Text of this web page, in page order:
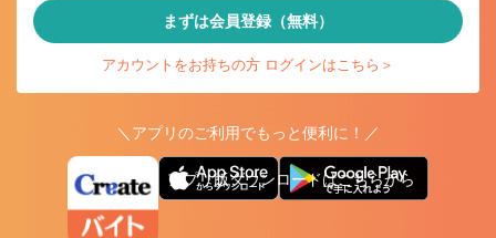
まずは会員登録（無料）
アカウントをお持ちの方 ログインはこちら＞
＼アプリのご利用でもっと便利に！／
アプリ版ダウンロードはこちらから